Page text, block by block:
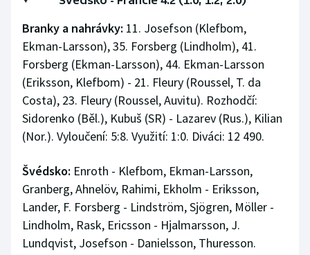
Branky a nahrávky: 11. Josefson (Klefbom,
Ekman-Larsson), 35. Forsberg (Lindholm), 41.
Forsberg (Ekman-Larsson), 44. Ekman-Larsson
(Eriksson, Klefbom) - 21. Fleury (Roussel, T. da
Costa), 23. Fleury (Roussel, Auvitu). Rozhodčí:
Sidorenko (Běl.), Kubuš (SR) - Lazarev (Rus.), Kilian
(Nor.). Vyloučení: 5:8. Využití: 1:0. Diváci: 12 490.
Švédsko: Enroth - Klefbom, Ekman-Larsson,
Granberg, Ahnelöv, Rahimi, Ekholm - Eriksson,
Lander, F. Forsberg - Lindström, Sjögren, Möller -
Lindholm, Rask, Ericsson - Hjalmarsson, J.
Lundqvist, Josefson - Danielsson, Thuresson.